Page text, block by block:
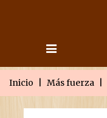
Inicio Más fuerza